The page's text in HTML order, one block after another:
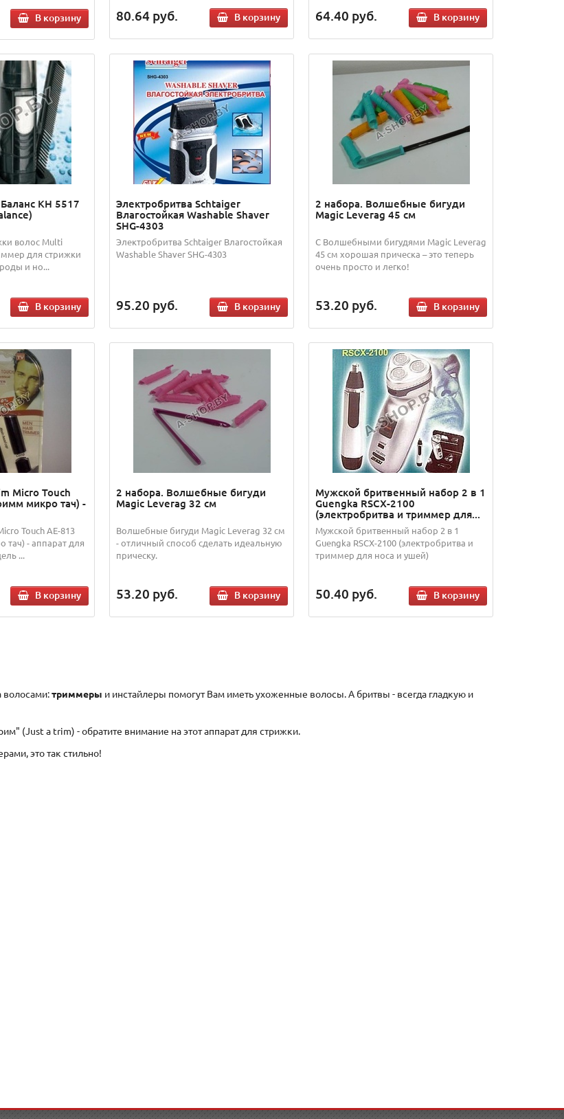
В корзину 80.64руб. В корзину 64.40 руб. В корзину
KH 5517
волос Multi
для стрижки
и но...
В корзину
Электробритва Schtaiger
Влагостойкая Washable Shaver
SHG-4303
Электробритва Schtaiger Влагостойкая
Washable Shaver SHG-4303
95.20 руб. В корзину
2 набора. Волшебные бигуди
Magic Leverag 45 см
С Волшебными бигудями Magic Leverag
45 см хорошая прическа – это теперь
очень просто и легко!
53.20 руб. В корзину
Micro Touch
микро тач) -
Touch AE-813
тач) - аппарат для
...
В корзину
2 набора. Волшебные бигуди
Magic Leverag 32 см
Волшебные бигуди Magic Leverag 32 см
- отличный способ сделать идеальную
прическу.
53.20 руб. В корзину
Мужской бритвенный набор 2 в 1
Guengka RSCX-2100
(электробритва и триммер для...
Мужской бритвенный набор 2 в 1
Guengka RSCX-2100 (электробритва и
триммер для носа и ушей)
50.40 руб. В корзину
волосами:триммеры и инстайлеры помогут Вам иметь ухоженные волосы. А бритвы - всегда гладкую и
(Just a trim) - обратите внимание на этот аппарат для стрижки.
это так стильно!